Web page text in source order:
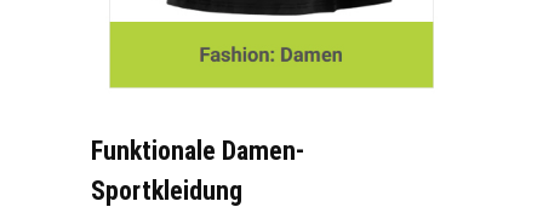
Funktionale Damen-
Sportkleidung